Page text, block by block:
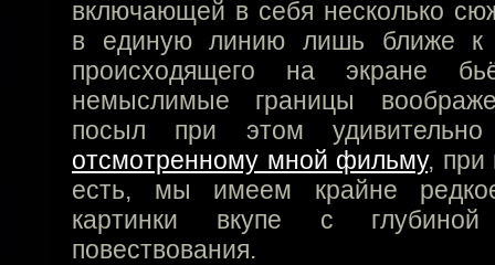
включающей в себя несколько
в единую линию лишь ближе к
происходящего на экране
немыслимые границы
посыл при этом
отсмотренному мной фильму, при
есть, мы имеем крайне
картинки вкупе с
повествования.